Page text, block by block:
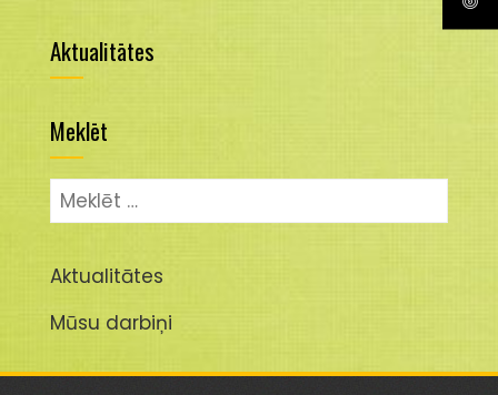
Aktualitātes
Meklēt
Meklēt:
Aktualitātes
Mūsu darbiņi